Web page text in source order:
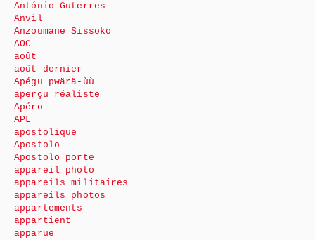
António Guterres
Anvil
Anzoumane Sissoko
AOC
août
août dernier
Apégu pwärä-ùù
aperçu réaliste
Apéro
APL
apostolique
Apostolo
Apostolo porte
appareil photo
appareils militaires
appareils photos
appartements
appartient
apparue